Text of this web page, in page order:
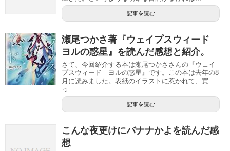
記事を読む
瀬尾つかさ著『ウェイプスウィード
ヨルの惑星』を読んだ感想と紹介。
さて、今回紹介する本は瀬尾つかささんの『ウェイ
プスウィード ヨルの惑星』です。この本は去年の8
月に読みました。表紙のイラストに惹かれて、買
っ...
記事を読む
こんな夜更けにバナナかよを読んだ感
想